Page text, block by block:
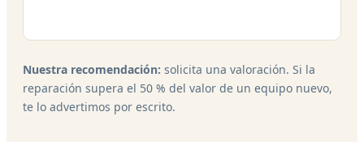
Nuestra recomendación: solicita una valoración. Si la
reparación supera el 50 % del valor de un equipo nuevo,
te lo advertimos por escrito.